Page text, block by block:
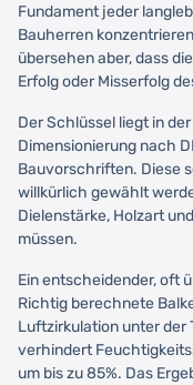
Fundament jeder
Bauherren
übersehen aber, dass
Erfolg oder Misserfolg
Der Schlüssel liegt in der
Dimensionierung nach
Bauvorschriften. Diese
willkürlich gewählt
Dielenstärke, Holzart
müssen.
Ein entscheidender, oft
Richtig berechnete
Luftzirkulation unter der
verhindert
um bis zu 85%. Das